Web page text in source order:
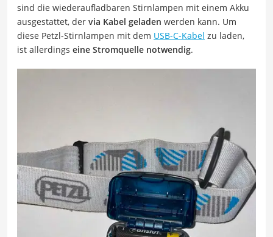
sind die wiederaufladbaren Stirnlampen mit einem Akku
ausgestattet, der via Kabel geladen werden kann. Um
diese Petzl-Stirnlampen mit dem USB-C-Kabel zu laden,
ist allerdings eine Stromquelle notwendig.